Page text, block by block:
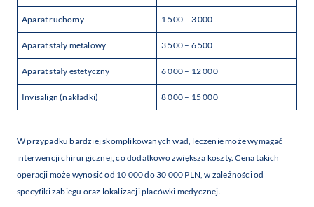
Aparat ruchomy 1 500 – 3 000
Aparat stały metalowy 3 500 – 6 500
Aparat stały estetyczny 6 000 – 12 000
Invisalign (nakładki) 8 000 – 15 000
W przypadku bardziej skomplikowanych wad, leczenie może wymagać
interwencji chirurgicznej, co dodatkowo zwiększa koszty. Cena takich
operacji może wynosić od 10 000 do 30 000 PLN, w zależności od
specyfiki zabiegu oraz lokalizacji placówki medycznej.